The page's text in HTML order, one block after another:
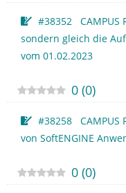
#38352 CAMPUS
sondern gleich die
vom 01.02.2023
0 (0)
#38258 CAMPUS
von SoftENGINE
0 (0)